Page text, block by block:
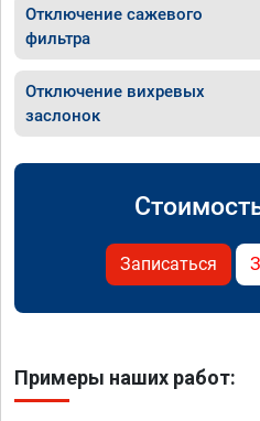
Отключение сажевого
фильтра
Отключение вихревых
заслонок
Записаться
Примеры наших работ: